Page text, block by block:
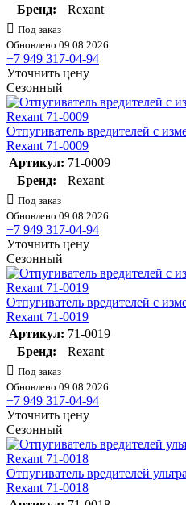
Бренд:
Rexant
Под заказ
Обновлено 09.08.2026
+7 949 317-04-94
Уточнить цену
Сезонный
Отпугиватель вредителей с
Rexant 71-0009
Артикул: 71-0009
Бренд:
Rexant
Под заказ
Обновлено 09.08.2026
+7 949 317-04-94
Уточнить цену
Сезонный
Отпугиватель вредителей с
Rexant 71-0019
Артикул: 71-0019
Бренд:
Rexant
Под заказ
Обновлено 09.08.2026
+7 949 317-04-94
Уточнить цену
Сезонный
Отпугиватель вредителей
Rexant 71-0018